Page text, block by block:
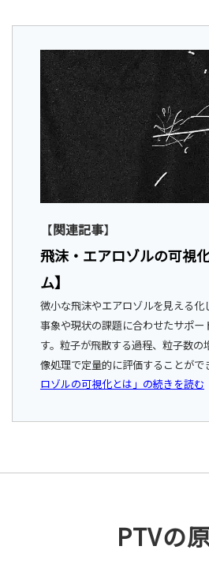
【関連記事】
飛沫・エアロゾルの可視
ム】
微小な飛沫やエアロゾルを見える化
事象や現状の課題に合わせたサポー
す。粒子が飛散する過程、粒子数の
像処理で定量的に評価することがで
ロゾルの可視化とは」の続きを読む
PTVの